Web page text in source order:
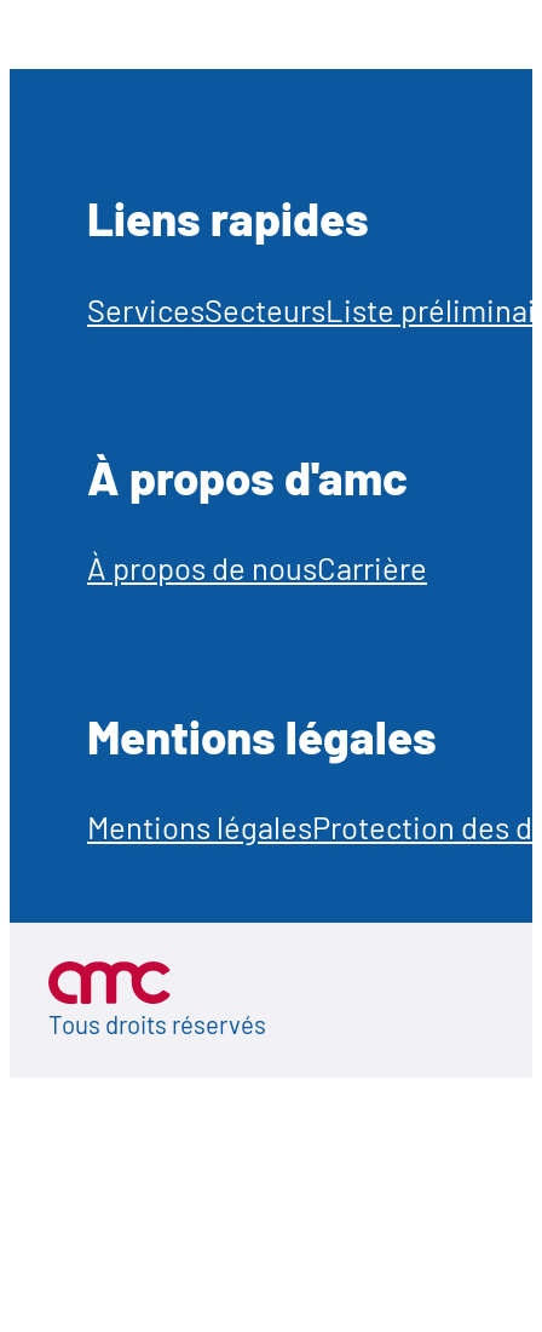
Liens rapides
ServicesSecteursListe
À propos d'amc
À propos de nousCarrière
Mentions légales
Mentions légalesProtection des
Tous droits réservés